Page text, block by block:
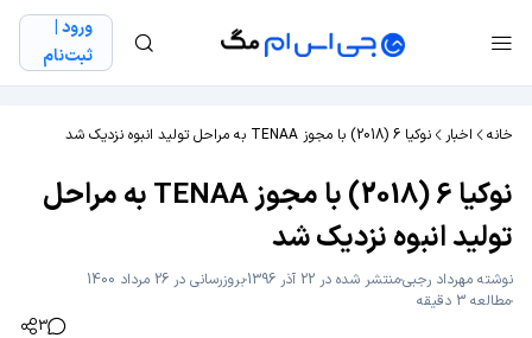
ورود |
ثبت‌نام
خانه اخبار نوکیا 6 (2018) با مجوز TENAA به مراحل تولید انبوه نزدیک شد
نوکیا 6 (2018) با مجوز TENAA به مراحل
تولید انبوه نزدیک شد
نوشته مهرداد رجبیمنتشر شده در 22 آذر 1396
بروزرسانی در 26 مرداد 1400
مطالعه 3 دقیقه
3